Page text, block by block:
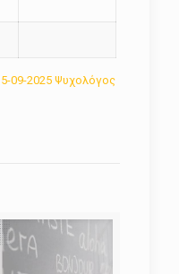
09-2025 Ψυχολόγος